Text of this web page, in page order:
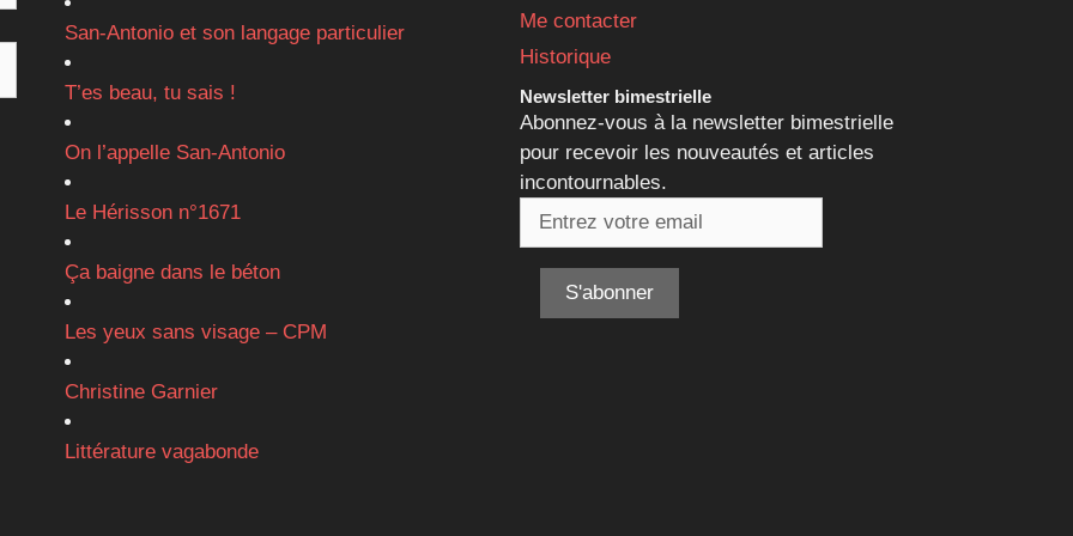
San-Antonio et son langage particulier
T’es beau, tu sais !
On l’appelle San-Antonio
Le Hérisson n°1671
Ça baigne dans le béton
Les yeux sans visage – CPM
Christine Garnier
Littérature vagabonde
Me contacter
Historique
Newsletter bimestrielle
Abonnez-vous à la newsletter bimestrielle
pour recevoir les nouveautés et articles
incontournables.